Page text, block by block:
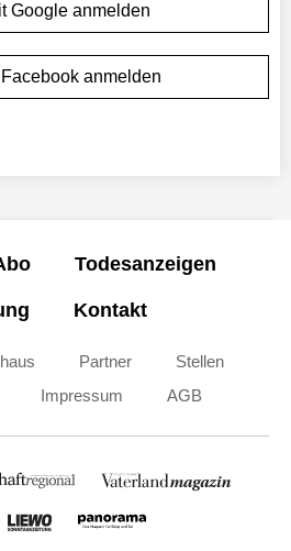
Google anmelden
Facebook anmelden
Todesanzeigen
Kontakt
Partner
Stellen
Impressum AGB